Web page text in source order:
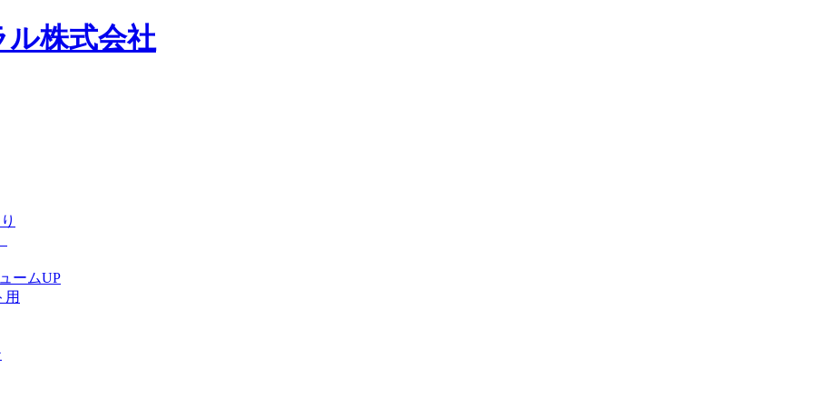
ームUP
用